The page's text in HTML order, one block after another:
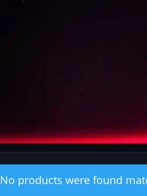
No products were found